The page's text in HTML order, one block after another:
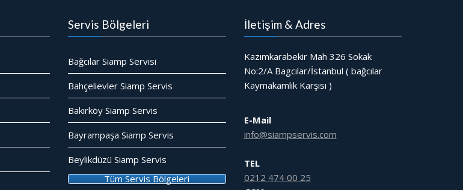
Servis Bölgeleri
Bağcılar Siamp Servisi
Bahçelievler Siamp Servis
Bakırköy Siamp Servis
Bayrampaşa Siamp Servis
Beylikdüzü Siamp Servis
Tüm Servis Bölgeleri
İletişim & Adres
Kazımkarabekir Mah 326 Sokak
No:2/A Bagcılar/İstanbul ( bağcılar
Kaymakamlık Karşısı )
E-Mail
info@siampservis.com
TEL
0212 474 00 25